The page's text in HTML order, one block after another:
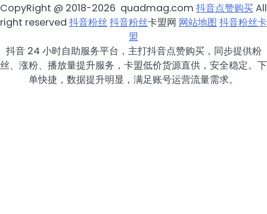
CopyRight @ 2018-2026 quadmag.com 抖音点赞购买All
right reserved 抖音粉丝抖音粉丝卡盟网 网站地图 抖音粉丝卡
盟
抖音 24 小时自助服务平台，主打抖音点赞购买，同步提供粉
丝、涨粉、播放量提升服务，卡盟低价货源直供，安全稳定。下
单快捷，数据提升明显，满足账号运营流量需求。